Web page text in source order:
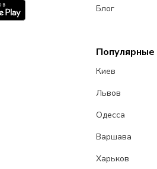
Блог
Популярные
Киев
Львов
Одесса
Варшава
Харьков